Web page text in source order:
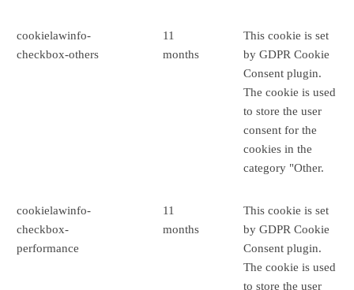
cookielawinfo-
checkbox-others
11
months
This cookie is set
by GDPR Cookie
Consent plugin.
The cookie is used
to store the user
consent for the
cookies in the
category "Other.
cookielawinfo-
checkbox-
performance
11
months
This cookie is set
by GDPR Cookie
Consent plugin.
The cookie is used
to store the user